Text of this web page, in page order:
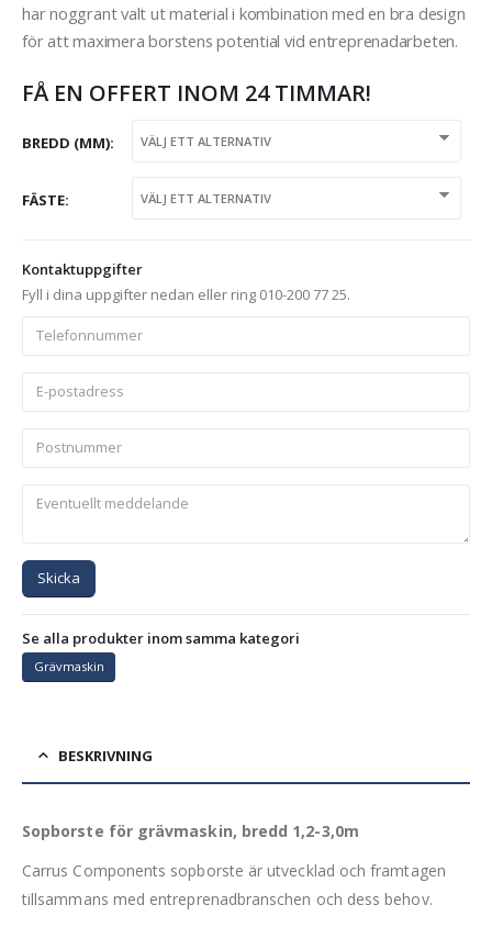
har noggrant valt ut material i kombination med en bra design
för att maximera borstens potential vid entreprenadarbeten.
FÅ EN OFFERT INOM 24 TIMMAR!
BREDD (MM)
FÄSTE
Kontaktuppgifter
Fyll i dina uppgifter nedan eller ring 010-200 77 25.
Skicka
Se alla produkter inom samma kategori
Grävmaskin
BESKRIVNING
Sopborste för grävmaskin, bredd 1,2-3,0m
Carrus Components sopborste är utvecklad och framtagen
tillsammans med entreprenadbranschen och dess behov.